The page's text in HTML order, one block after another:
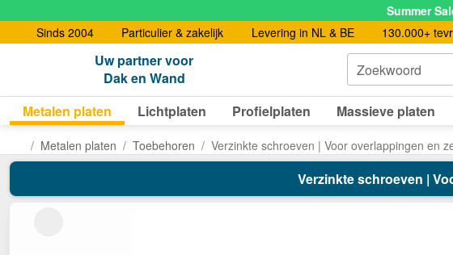
Summer
Sinds 2004
Particulier & zakelijk Levering in NL & BE 130.000+
Uw partner voor
Dak en Wand
Zoekwoord
Metalen platen Lichtplaten Profielplaten Massieve platen
Metalen platen Toebehoren Verzinkte schroeven | Voor overlappingen en
Verzinkte schroeven |